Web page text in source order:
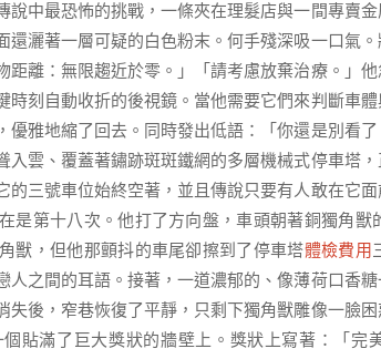
說中最恐怖的挑戰，一條夾在理髮店與一間專賣
還灑著一層可疑的白色粉末。何手殘深吸一口氣
距離：無限趨近於零。」「請考慮放棄治療。」
時刻自動收折的後視鏡。當他需要它們來判斷車
優雅地縮了回去。同時發出低語：「你還是別看
入雲、覆蓋著鏽跡斑斑鐵網的多層機械式停車塔
的三號車位始終空著，並且傳說只要有人敢在它
是第十八次。他打了方向盤，車頭朝著銅獨角
獸，但他那顫抖的車尾卻擦到了停車塔體檢費用
人之間的耳語。接著，一道濃郁的、像薄荷口香
失後，窄巷恢復了平靜，只剩下獨角獸雕像一臉
貼滿了巨大獎狀的牆壁上。獎狀上寫著：「